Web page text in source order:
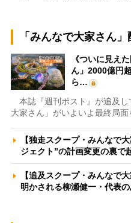
「みんなで大家さん
《ついに見え
ん」2000億円
ら…
本誌『週刊ポスト』が追及し
大家さん」がいよいよ最終局
【独走スクープ・みんなで
ジェクト”の計画変更の裏で
【追及スクープ・みんなで
明かされる柳瀬健一・代表